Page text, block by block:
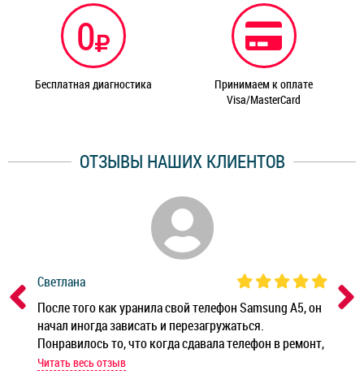
0
Бесплатная диагностика
Принимаем к оплате
Visa/MasterCard
ОТЗЫВЫ НАШИХ КЛИЕНТОВ
Светлана
После того как уранила свой телефон Samsung A5, он
начал иногда зависать и перезагружаться.
Понравилось то, что когда сдавала телефон в ремонт,
мастер при мне сделал быструю диагностику и сказал
Читать весь отзыв